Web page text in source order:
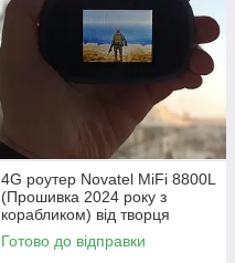
4G роутер Novatel MiFi 8800L
(Прошивка 2024 року з
корабликом) від творця
прошивки
Готово до відправки